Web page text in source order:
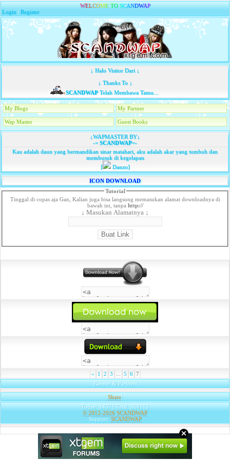
WELCOME TO SCANDWAP
Login |Register
↓ Halo Visitor Dari ↓
↓ Thanks To ↓
SCANDWAPTelah Membawa Tamu...
My Blogs My Partner
Wap Master Guest Books
↓WAPMASTER BY↓
-=SCANDWAP=-
Kau adalah daun yang bermandikan sinar matahari, aku adalah akar yang tumbuh dan
membusuk di kegelapan
[
Danzo]
ICON DOWNLOAD
Tutorial
Tinggal di copas aja Gan, Kalian juga bisa langsung memasukan alamat downloadnya di
bawah ini, tanpa http://
↓ Masukan Alamatnya ↓
« 1 2 3 5 6 7
Banner & Partners
Share|
Today: 1437 | Total: 360113
© 2012-2026 SCANDWAP
Support: SCANDWAP